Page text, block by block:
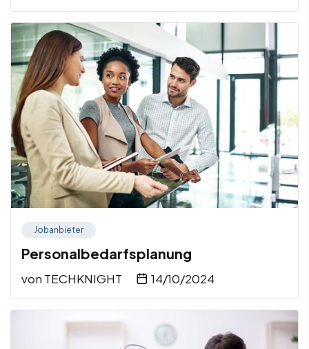
Jobanbieter
Personalbedarfsplanung
von TECHKNIGHT 14/10/2024